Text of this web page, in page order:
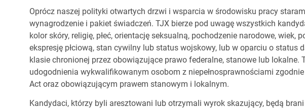
Oprócz naszej polityki otwartych drzwi i wsparcia w środowisku pracy
wynagrodzenie i pakiet świadczeń. TJX bierze pod uwagę wszystkich
kolor skóry, religię, płeć, orientację seksualną, pochodzenie narodowe, wiek,
ekspresję płciową, stan cywilny lub status wojskowy, lub w oparciu o status
klasie chronionej przez obowiązujące prawo federalne, stanowe lub lokalne.
udogodnienia wykwalifikowanym osobom z niepełnosprawnościami
Act oraz obowiązującym prawem stanowym i lokalnym.
Kandydaci, którzy byli aresztowani lub otrzymali wyrok skazujący, będą